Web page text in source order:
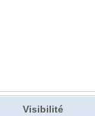
Visibilité